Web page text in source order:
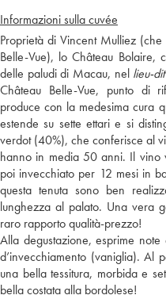
Informazioni sulla cuvée
Proprietà di Vincent Mulliez
Belle-Vue), lo Château
delle paludi di Macau, nel lieu-dit
Château Belle-Vue, punto di
produce con la medesima cura
estende su sette ettari e si
verdot (40%), che conferisce al
hanno in media 50 anni. Il vino
poi invecchiato per 12 mesi in
questa tenuta sono ben
lunghezza al palato. Una vera
raro rapporto qualità-prezzo!
Alla degustazione, esprime
d’invecchiamento (vaniglia). Al
una bella tessitura, morbida e
bella costata alla bordolese!